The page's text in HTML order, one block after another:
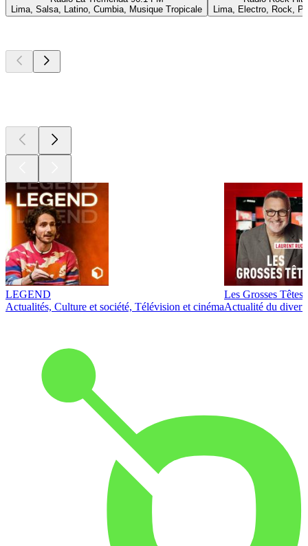
Lima, Salsa, Latino, Cumbia, Musique Tropicale
Lima, Electro, Rock,
LEGEND
Actualités, Culture et société, Télévision et cinéma
Les Grosses Têtes
Actualité du